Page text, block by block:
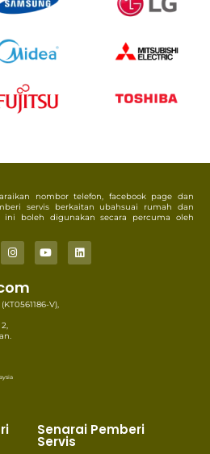
nombor telefon, facebook page dan
servis berkaitan ubahsuai rumah dan
ini boleh digunakan secara percuma oleh
V),
Senarai Pemberi
Servis